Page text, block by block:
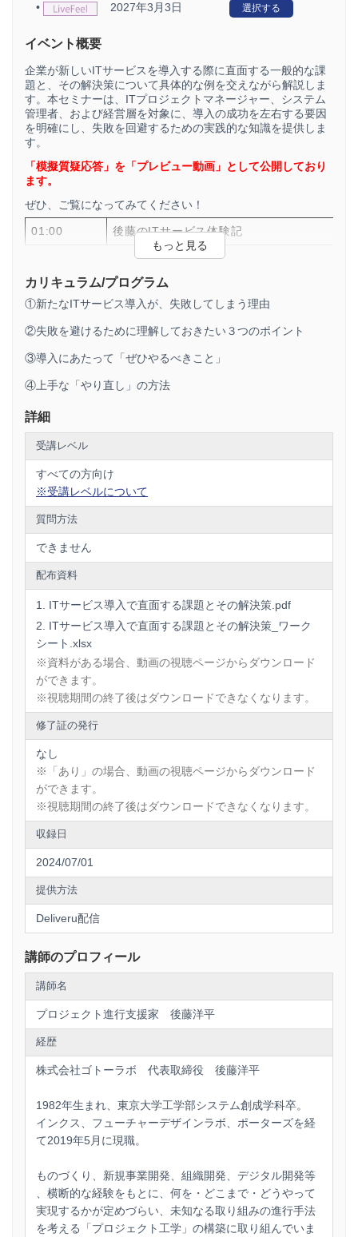
• 2027年3月3日 選択する
イベント概要
企業が新しいITサービスを導入する際に直面する一般的な課
題と、その解決策について具体的な例を交えながら解説しま
す。本セミナーは、ITプロジェクトマネージャー、システム
管理者、および経営層を対象に、導入の成功を左右する要因
を明確にし、失敗を回避するための実践的な知識を提供しま
す。
「模擬質疑応答」を「プレビュー動画」として公開しており
ます。
ぜひ、ご覧になってみてください！
01:00 後藤のITサービス体験記
めちゃくちゃ便利なはず！のITサービスの、
06:00 やってしまったあとの大「後悔」時代
07:10 向き合ってわかった本当の問題
08:10 ちゃんとすればちゃんと使える
09:45 いまどきのITサービスが直面している状況
11:40 「ちゃんと使える」ようになるためには？
13:50
15:00
17:20 「人の思い」をおざなりにしないために
～講義本編についてのご紹介～
ITサービス導入によく見られる失敗例として、計画不足、関
係者間のコミュニケーション不全、システムの互換性問題、
予算やスケジュールの見積もり誤りなどを取り上げます。こ
れらの失敗がなぜ起こるのか、どのような影響を及ぼすのか
を具体的に示しながら、問題の根本原因を明らかにします。
次に、これらの課題に対する効果的な解決策を提示します。
たとえば、プロジェクト構想時のTPO整理や導入戦略の策
定、既存の情報システム棚卸し方法、導入プロジェクト実行
時に目指すべきゴール設定の方法、などです。これにより、
参加者は自社のプロジェクトに応用可能な具体的なアクショ
ンプランを持ち帰ることができます。
さらに、講師の実体験に基づく事例から「みんなに嬉しいシ
ステム導入」を実現するための要諦と、それを実現するため
の施策の例など、プロジェクト成功の鍵となる要素について
も紹介します。
本セミナーを通じて、参加者はITサービス導入の成功確率を
高め、組織全体のデジタルトランスフォーメーションを円滑
この機会にご参加いただき、ITプロジェクトの成功に向けた
カリキュラム/プログラム
①新たなITサービス導入が、失敗してしまう理由
②失敗を避けるために理解しておきたい３つのポイント
③導入にあたって「ぜひやるべきこと」
④上手な「やり直し」の方法
詳細
受講レベル
すべての方向け
※受講レベルについて
質問方法
できません
配布資料
ITサービス導入で直面する課題とその解決策.pdf
ITサービス導入で直面する課題とその解決策_ワーク
シート.xlsx
※資料がある場合、動画の視聴ページからダウンロード
ができます。
※視聴期間の終了後はダウンロードできなくなります。
修了証の発行
なし
※「あり」の場合、動画の視聴ページからダウンロード
ができます。
※視聴期間の終了後はダウンロードできなくなります。
収録日
2024/07/01
提供方法
Deliveru配信
講師のプロフィール
講師名
プロジェクト進行支援家 後藤洋平
経歴
株式会社ゴトーラボ 代表取締役 後藤洋平
1982年生まれ、東京大学工学部システム創成学科卒。
インクス、フューチャーデザインラボ、ポーターズを経
て2019年5月に現職。
ものづくり、新規事業開発、組織開発、デジタル開発等
、横断的な経験をもとに、何を・どこまで・どうやって
実現するかが定めづらい、未知なる取り組みの進行手法
を考える「プロジェクト工学」の構築に取り組んでいま